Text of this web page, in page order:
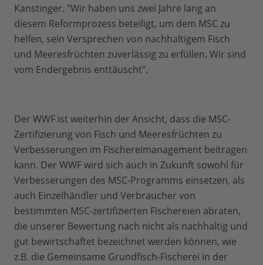
Kanstinger. "Wir haben uns zwei Jahre lang an
diesem Reformprozess beteiligt, um dem MSC zu
helfen, sein Versprechen von nachhaltigem Fisch
und Meeresfrüchten zuverlässig zu erfüllen. Wir sind
vom Endergebnis enttäuscht".
Der WWF ist weiterhin der Ansicht, dass die MSC-
Zertifizierung von Fisch und Meeresfrüchten zu
Verbesserungen im Fischereimanagement beitragen
kann. Der WWF wird sich auch in Zukunft sowohl für
Verbesserungen des MSC-Programms einsetzen, als
auch Einzelhändler und Verbraucher von
bestimmten MSC-zertifizierten Fischereien abraten,
die unserer Bewertung nach nicht als nachhaltig und
gut bewirtschaftet bezeichnet werden können, wie
z.B. die Gemeinsame Grundfisch-Fischerei in der